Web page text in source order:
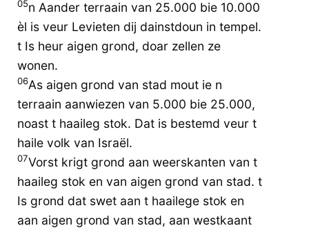
05n Aander terraain van 25.000 bie 10.000
èl is veur Levieten dij dainstdoun in tempel.
t Is heur aigen grond, doar zellen ze
wonen.
06As aigen grond van stad mout ie n
terraain aanwiezen van 5.000 bie 25.000,
noast t haaileg stok. Dat is bestemd veur t
haile volk van Israël.
07Vorst krigt grond aan weerskanten van t
haaileg stok en van aigen grond van stad. t
Is grond dat swet aan t haailege stok en
aan aigen grond van stad, aan westkaant